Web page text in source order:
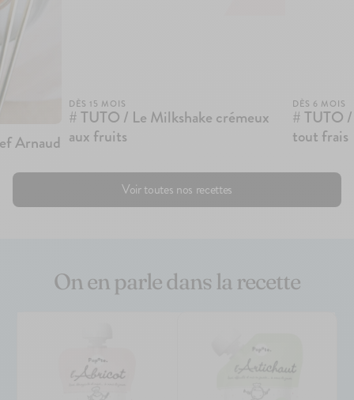
Arnaud
DÈS 15 MOIS
# TUTO / Le Milkshake crémeux
aux fruits
DÈS 6 MOIS
# TUTO
tout frais
Voir toutes nos recettes
On en parle dans la recette